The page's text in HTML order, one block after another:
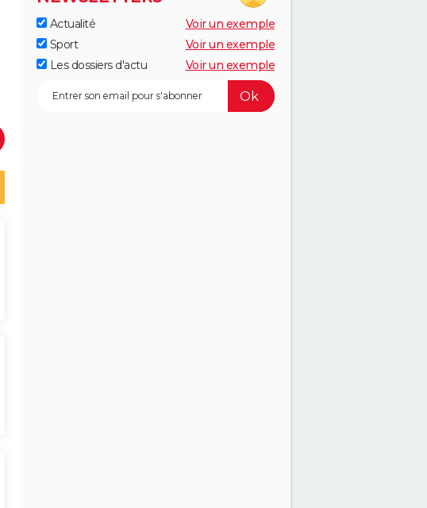
Actualité
Voir un exemple
Sport
Voir un exemple
Les dossiers d'actu
Voir un exemple